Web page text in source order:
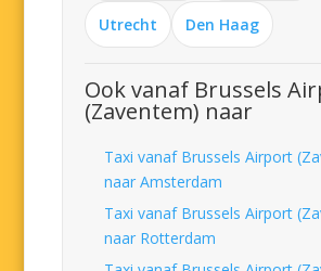
Utrecht Den Haag
Ook vanaf Brussels
(Zaventem) naar
Taxi vanaf Brussels Airport
naar Amsterdam
Taxi vanaf Brussels Airport
naar Rotterdam